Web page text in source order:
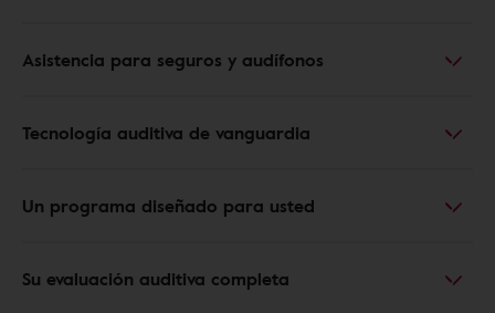
Asistencia para seguros y audífonos
Tecnología auditiva de vanguardia
Un programa diseñado para usted
Su evaluación auditiva completa